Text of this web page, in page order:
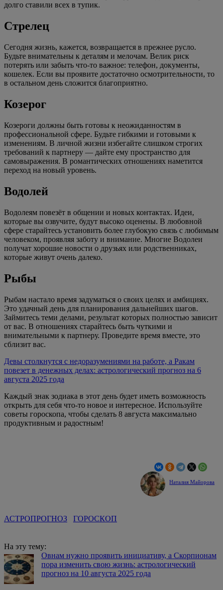
долго ставили всех в тупик.
Стрелец
Сегодня жизнь, кажется, возвращается в прежнее русло.
Будьте внимательны к деталям и мелочам. Велик риск
потерять или забыть что-то важное: телефон, документы,
кошелек. Если вы проявите достаточно осмотрительности, то
в остальном день сложится благоприятно.
Козерог
Козероги должны быть готовы к неожиданностям в
профессиональной сфере. Будьте гибкими и готовыми к
изменениям. В личной жизни избегайте слишком строгих
требований к партнеру — дайте ему пространство для
самовыражения. В романтических отношениях наметится
переход на новый уровень.
Водолей
Водолеям повезёт в общении и новых контактах. Идеи,
которые вы озвучите, будут высоко оценены. В любовной
сфере старайтесь установить более глубокую связь с любимым
человеком, проявляя заботу и внимание. Многие Водолеи
получат хорошие новости о друзьях или родственниках,
которые живут очень далеко.
Рыбы
Рыбам настало время задуматься о своих целях и амбициях.
Это удачный день для планирования дальнейших шагов.
Займитесь теми делами, результат которых полностью зависит
от вас. В отношениях старайтесь быть чуткими и
внимательными к партнеру. Проведите время вместе, это
сблизит вас.
Девы столкнутся с недоразумениями на работе, а Ракам
повезет в денежных делах: астрологический прогноз на 6
августа 2025 года
Каждый знак зодиака в этот день будет иметь возможность
открыть для себя что-то новое и интересное. Используйте
советы гороскопа, чтобы сделать 8 августа максимально
продуктивным и радостным!
Наталия Майорова
АСТРОПРОГНОЗ ГОРОСКОП
На эту тему:
Овнам нужно проявить инициативу, а Скорпионам
пора изменить свою жизнь: астрологический
прогноз на 10 августа 2025 года